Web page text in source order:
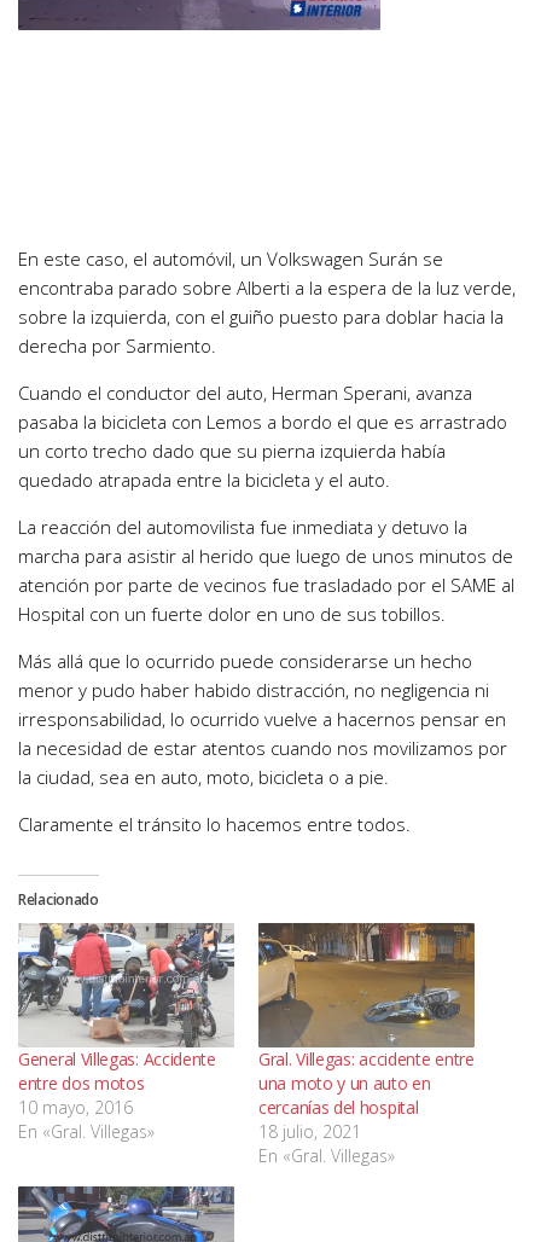
En este caso, el automóvil, un Volkswagen Surán se
encontraba parado sobre Alberti a la espera de la luz verde,
sobre la izquierda, con el guiño puesto para doblar hacia la
derecha por Sarmiento.
Cuando el conductor del auto, Herman Sperani, avanza
pasaba la bicicleta con Lemos a bordo el que es arrastrado
un corto trecho dado que su pierna izquierda había
quedado atrapada entre la bicicleta y el auto.
La reacción del automovilista fue inmediata y detuvo la
marcha para asistir al herido que luego de unos minutos de
atención por parte de vecinos fue trasladado por el SAME al
Hospital con un fuerte dolor en uno de sus tobillos.
Más allá que lo ocurrido puede considerarse un hecho
menor y pudo haber habido distracción, no negligencia ni
irresponsabilidad, lo ocurrido vuelve a hacernos pensar en
la necesidad de estar atentos cuando nos movilizamos por
la ciudad, sea en auto, moto, bicicleta o a pie.
Claramente el tránsito lo hacemos entre todos.
Relacionado
General Villegas: Accidente
entre dos motos
10 mayo, 2016
En «Gral. Villegas»
Gral. Villegas: accidente entre
una moto y un auto en
cercanías del hospital
18 julio, 2021
En «Gral. Villegas»